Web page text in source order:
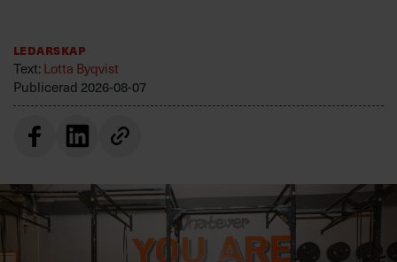
Ledarskap
Text: Lotta Byqvist
Publicerad 2026-08-07